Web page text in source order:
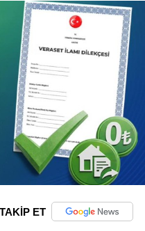
TAKİP ET